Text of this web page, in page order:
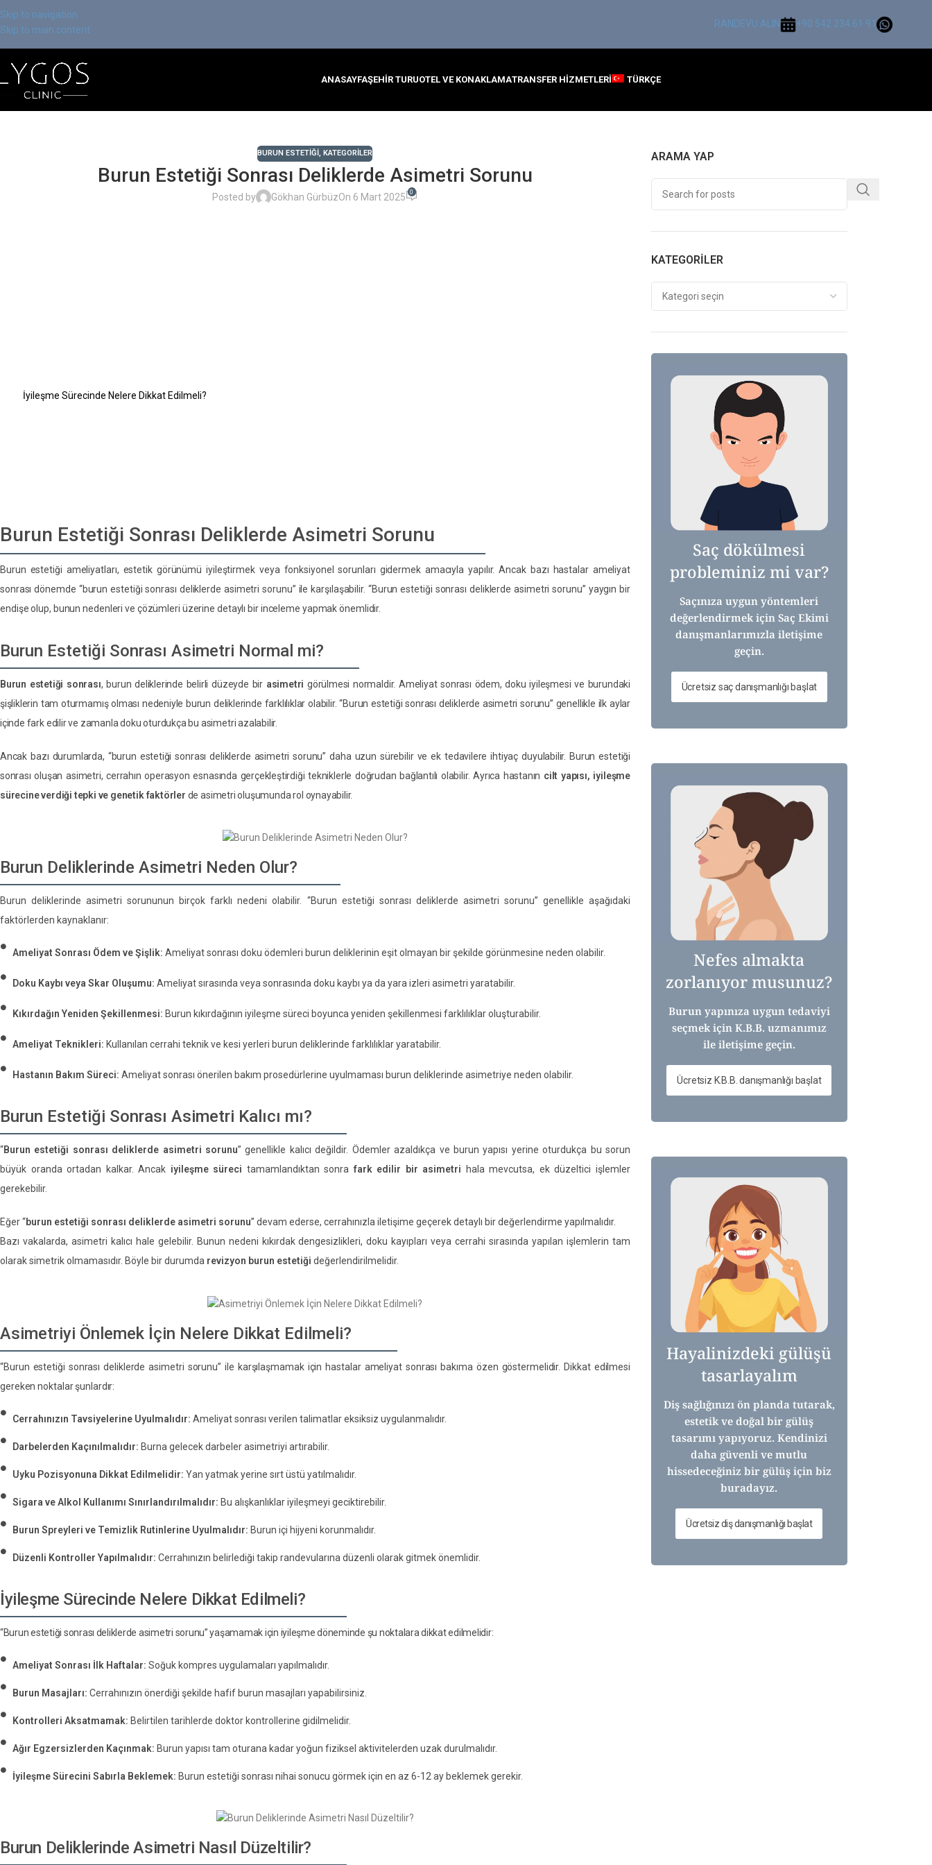
Skip to navigation
Skip to main content
RANDEVU ALIN +90 542 234 61 91
ANASAYFAŞEHIR TURUOTEL VE KONAKLAMATRANSFER HIZMETLERI TÜRKÇE
BURUN ESTETIĞI, KATEGORILER
Burun Estetiği Sonrası Deliklerde Asimetri Sorunu
Posted by Gökhan GürbüzOn 6 Mart 2025 0
İyileşme Sürecinde Nelere Dikkat Edilmeli?
Burun Estetiği Sonrası Deliklerde Asimetri Sorunu
Burun estetiği ameliyatları, estetik görünümü iyileştirmek veya fonksiyonel sorunları gidermek amacıyla yapılır. Ancak bazı hastalar ameliyat
sonrası dönemde “burun estetiği sonrası deliklerde asimetri sorunu” ile karşılaşabilir. “Burun estetiği sonrası deliklerde asimetri sorunu” yaygın bir
endişe olup, bunun nedenleri ve çözümleri üzerine detaylı bir inceleme yapmak önemlidir.
Burun Estetiği Sonrası Asimetri Normal mi?
Burun estetiği sonrası, burun deliklerinde belirli düzeyde bir asimetri görülmesi normaldir. Ameliyat sonrası ödem, doku iyileşmesi ve burundaki
şişliklerin tam oturmamış olması nedeniyle burun deliklerinde farklılıklar olabilir. “Burun estetiği sonrası deliklerde asimetri sorunu” genellikle ilk aylar
içinde fark edilir ve zamanla doku oturdukça bu asimetri azalabilir.
Ancak bazı durumlarda, “burun estetiği sonrası deliklerde asimetri sorunu” daha uzun sürebilir ve ek tedavilere ihtiyaç duyulabilir. Burun estetiği
sonrası oluşan asimetri, cerrahın operasyon esnasında gerçekleştirdiği tekniklerle doğrudan bağlantılı olabilir. Ayrıca hastanın cilt yapısı, iyileşme
sürecine verdiği tepki ve genetik faktörler de asimetri oluşumunda rol oynayabilir.
Burun Deliklerinde Asimetri Neden Olur?
Burun deliklerinde asimetri sorununun birçok farklı nedeni olabilir. “Burun estetiği sonrası deliklerde asimetri sorunu” genellikle aşağıdaki
faktörlerden kaynaklanır:
Ameliyat Sonrası Ödem ve Şişlik: Ameliyat sonrası doku ödemleri burun deliklerinin eşit olmayan bir şekilde görünmesine neden olabilir.
Doku Kaybı veya Skar Oluşumu: Ameliyat sırasında veya sonrasında doku kaybı ya da yara izleri asimetri yaratabilir.
Kıkırdağın Yeniden Şekillenmesi: Burun kıkırdağının iyileşme süreci boyunca yeniden şekillenmesi farklılıklar oluşturabilir.
Ameliyat Teknikleri: Kullanılan cerrahi teknik ve kesi yerleri burun deliklerinde farklılıklar yaratabilir.
Hastanın Bakım Süreci: Ameliyat sonrası önerilen bakım prosedürlerine uyulmaması burun deliklerinde asimetriye neden olabilir.
Burun Estetiği Sonrası Asimetri Kalıcı mı?
“Burun estetiği sonrası deliklerde asimetri sorunu” genellikle kalıcı değildir. Ödemler azaldıkça ve burun yapısı yerine oturdukça bu sorun
büyük oranda ortadan kalkar. Ancak iyileşme süreci tamamlandıktan sonra fark edilir bir asimetri hala mevcutsa, ek düzeltici işlemler
gerekebilir.
Eğer “burun estetiği sonrası deliklerde asimetri sorunu” devam ederse, cerrahınızla iletişime geçerek detaylı bir değerlendirme yapılmalıdır.
Bazı vakalarda, asimetri kalıcı hale gelebilir. Bunun nedeni kıkırdak dengesizlikleri, doku kayıpları veya cerrahi sırasında yapılan işlemlerin tam
olarak simetrik olmamasıdır. Böyle bir durumda revizyon burun estetiği değerlendirilmelidir.
Asimetriyi Önlemek İçin Nelere Dikkat Edilmeli?
“Burun estetiği sonrası deliklerde asimetri sorunu” ile karşılaşmamak için hastalar ameliyat sonrası bakıma özen göstermelidir. Dikkat edilmesi
gereken noktalar şunlardır:
Cerrahınızın Tavsiyelerine Uyulmalıdır: Ameliyat sonrası verilen talimatlar eksiksiz uygulanmalıdır.
Darbelerden Kaçınılmalıdır: Burna gelecek darbeler asimetriyi artırabilir.
Uyku Pozisyonuna Dikkat Edilmelidir: Yan yatmak yerine sırt üstü yatılmalıdır.
Sigara ve Alkol Kullanımı Sınırlandırılmalıdır: Bu alışkanlıklar iyileşmeyi geciktirebilir.
Burun Spreyleri ve Temizlik Rutinlerine Uyulmalıdır: Burun içi hijyeni korunmalıdır.
Düzenli Kontroller Yapılmalıdır: Cerrahınızın belirlediği takip randevularına düzenli olarak gitmek önemlidir.
İyileşme Sürecinde Nelere Dikkat Edilmeli?
“Burun estetiği sonrası deliklerde asimetri sorunu” yaşamamak için iyileşme döneminde şu noktalara dikkat edilmelidir:
Ameliyat Sonrası İlk Haftalar: Soğuk kompres uygulamaları yapılmalıdır.
Burun Masajları: Cerrahınızın önerdiği şekilde hafif burun masajları yapabilirsiniz.
Kontrolleri Aksatmamak: Belirtilen tarihlerde doktor kontrollerine gidilmelidir.
Ağır Egzersizlerden Kaçınmak: Burun yapısı tam oturana kadar yoğun fiziksel aktivitelerden uzak durulmalıdır.
İyileşme Sürecini Sabırla Beklemek: Burun estetiği sonrası nihai sonucu görmek için en az 6-12 ay beklemek gerekir.
Burun Deliklerinde Asimetri Nasıl Düzeltilir?
ARAMA YAP
KATEGORILER
Saç dökülmesi
probleminiz mi var?
Saçınıza uygun yöntemleri
değerlendirmek için Saç Ekimi
danışmanlarımızla iletişime
geçin.
Ücretsiz saç danışmanlığı başlat
Nefes almakta
zorlanıyor musunuz?
Burun yapınıza uygun tedaviyi
seçmek için K.B.B. uzmanımız
ile iletişime geçin.
Ücretsiz K.B.B. danışmanlığı başlat
Hayalinizdeki gülüşü
tasarlayalım
Diş sağlığınızı ön planda tutarak,
estetik ve doğal bir gülüş
tasarımı yapıyoruz. Kendinizi
daha güvenli ve mutlu
hissedeceğiniz bir gülüş için biz
buradayız.
Ücretsiz diş danışmanlığı başlat